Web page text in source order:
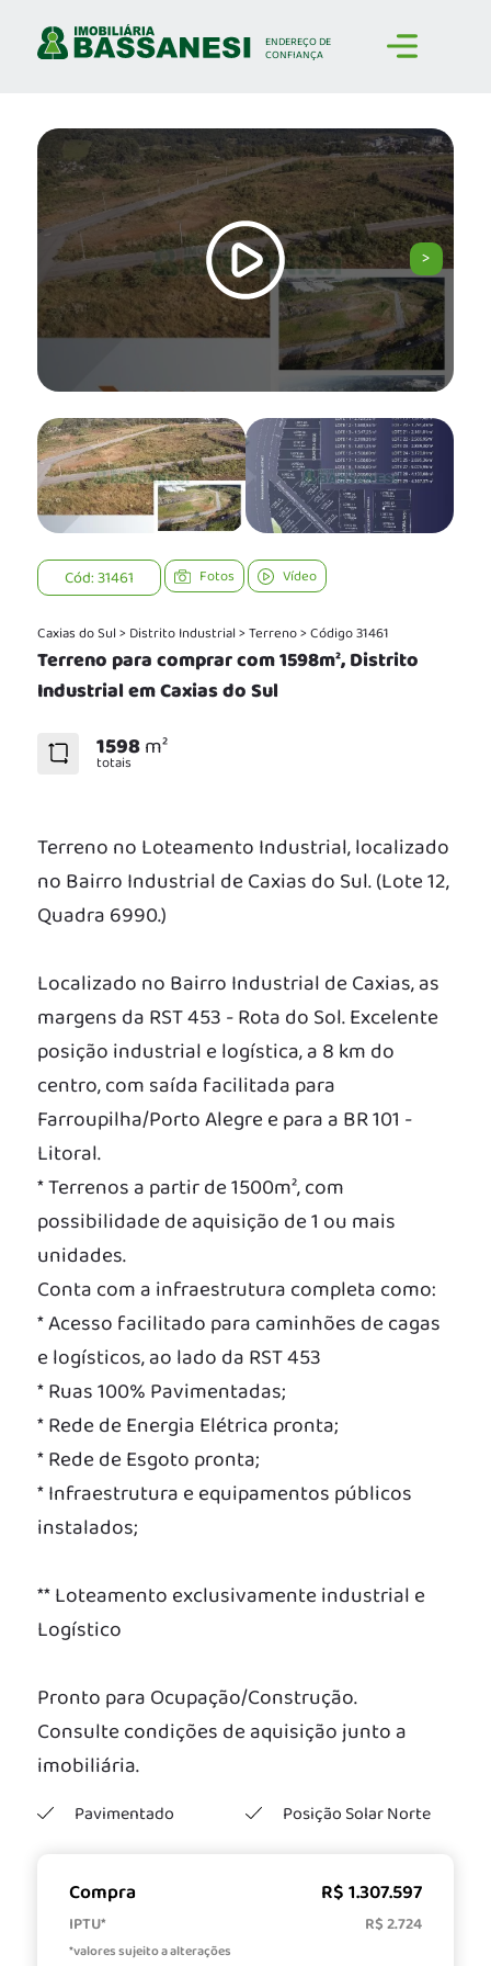
ENDEREÇODE
CONFIANÇA
>
Cód: 31461 Fotos Vídeo
Caxias do Sul>Distrito Industrial>Terreno>Código 31461
Terreno para comprar com 1598m², Distrito
Industrial em Caxias do Sul
1598m²
totais
Terreno no Loteamento Industrial, localizado
no Bairro Industrial de Caxias do Sul. (Lote 12,
Quadra 6990.)
Localizado no Bairro Industrial de Caxias, as
margens da RST 453 - Rota do Sol. Excelente
posição industrial e logística, a 8 km do
centro, com saída facilitada para
Farroupilha/Porto Alegre e para a BR 101 -
Litoral.
* Terrenos a partir de 1500m², com
possibilidade de aquisição de 1 ou mais
unidades.
Conta com a infraestrutura completa como:
* Acesso facilitado para caminhões de cagas
e logísticos, ao lado da RST 453
* Ruas 100% Pavimentadas;
* Rede de Energia Elétrica pronta;
* Rede de Esgoto pronta;
* Infraestrutura e equipamentos públicos
instalados;
** Loteamento exclusivamente industrial e
Logístico
Pronto para Ocupação/Construção.
Consulte condições de aquisição junto a
imobiliária.
Pavimentado Posição Solar Norte
Compra R$ 1.307.597
IPTU* R$ 2.724
*valores sujeito a alterações